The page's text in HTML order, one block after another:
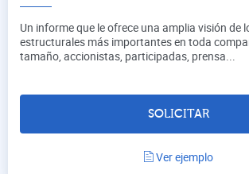
Un informe que le ofrece una amplia visión de
estructurales más importantes en toda
tamaño, accionistas, participadas, prensa...
SOLICITAR
Ver ejemplo